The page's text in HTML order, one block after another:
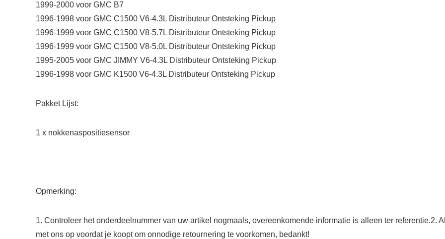
1999-2000 voor GMC B7
1996-1998 voor GMC C1500 V6-4.3L Distributeur Ontsteking Pickup
1996-1999 voor GMC C1500 V8-5.7L Distributeur Ontsteking Pickup
1996-1999 voor GMC C1500 V8-5.0L Distributeur Ontsteking Pickup
1995-2005 voor GMC JIMMY V6-4.3L Distributeur Ontsteking Pickup
1996-1998 voor GMC K1500 V6-4.3L Distributeur Ontsteking Pickup
Pakket Lijst:
1 x nokkenaspositiesensor
Opmerking:
1. Controleer het onderdeelnummer van uw artikel nogmaals, overeenkomende informatie is alleen ter referentie.2.
met ons op voordat je koopt om onnodige retournering te voorkomen, bedankt!